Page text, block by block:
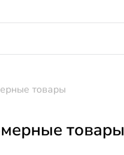
товары
товары